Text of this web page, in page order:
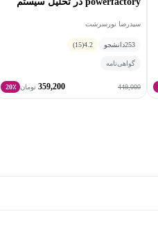
های قدرت
سیدرضا نورسرشت
253دانشجو 4.2
(15)
گواهی‌نامه
449,000
359,200 تومان 20٪